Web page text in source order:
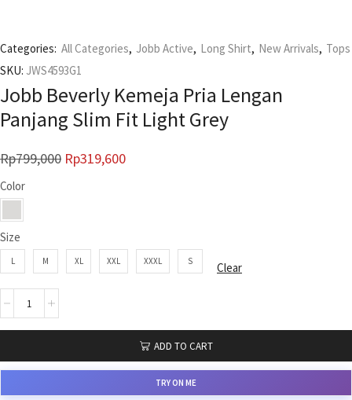
Categories: All Categories, Jobb Active, Long Shirt, New Arrivals, Tops
SKU: JWS4593G1
Jobb Beverly Kemeja Pria Lengan
Panjang Slim Fit Light Grey
Rp799,000 Rp319,600
Color
Size
L M XL XXL XXXL S Clear
ADD TO CART
TRY ON ME